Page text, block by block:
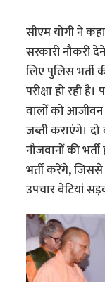
सीएम योगी ने
सरकारी नौकरी
लिए पुलिस भर्ती
परीक्षा हो रही
वालों को आजीवन
जब्ती कराएंगे।
नौजवानों की
भर्ती करेंगे,
उपचार बेटियां